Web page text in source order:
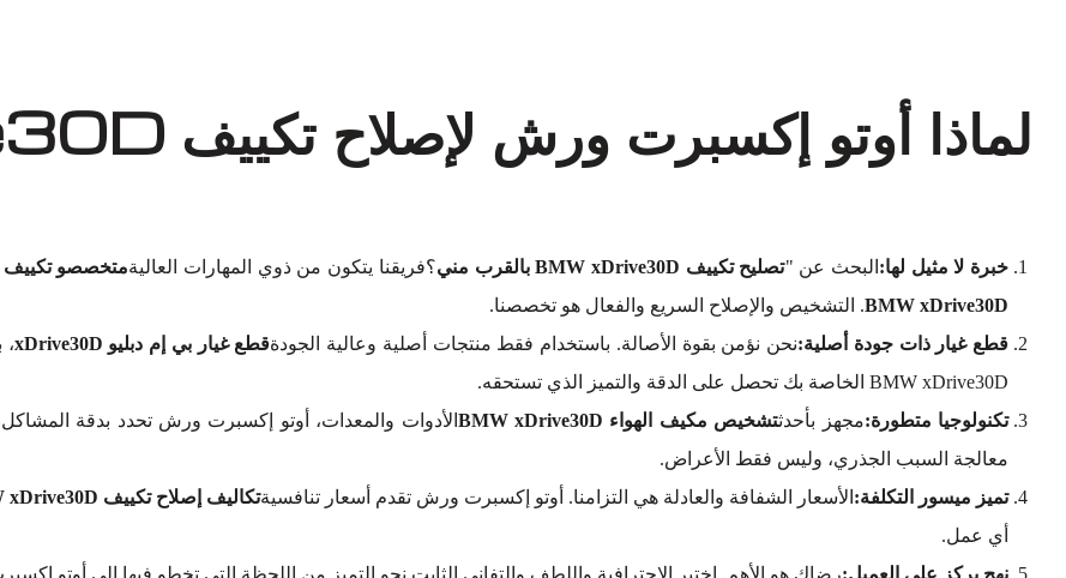
خبرة لا مثيل لها: البحث عن "تصليح تكييف BMW xDrive30D بالقرب مني ؟فريقنا يتكون من ذوي المهارات العاليةمتخصصو تكييف BMW xDrive30D
BMW xDrive30D. التشخيص والإصلاح السريع والفعال هو تخصصنا.
قطع غيار ذات جودة أصلية:نحن نؤمن بقوة الأصالة. باستخدام فقط منتجات أصلية وعالية الجودةقطع غيار بي إم دبليو xDrive30D
،
BMW xDrive30D الخاصة بك تحصل على الدقة والتميز الذي تستحقه.
تكنولوجيا متطورة:مجهز بأحدثتشخيص مكيف الهواء BMW xDrive30D
الأدوات والمعدات، أوتو إكسبرت ورش تحدد بدقة
معالجة السبب الجذري، وليس فقط الأعراض.
تميز ميسور التكلفة: الأسعار الشفافة والعادلة هي التزامنا. أوتو إكسبرت ورش تقدم أسعار تنافسيةتكاليف إصلاح تكييف BMW xDrive30D
أي عمل.
نهج يركز على العميل:رضاك هو الأهم. اختبر الاحترافية واللطف والتفاني الثابت نحو التميز من اللحظة التي تخطو فيها إلى أوتو